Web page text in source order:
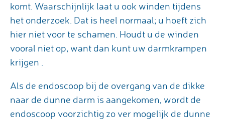
komt. Waarschijnlijk laat u ook winden tijdens
het onderzoek. Dat is heel normaal; u hoeft zich
hier niet voor te schamen. Houdt u de winden
vooral niet op, want dan kunt uw darmkrampen
krijgen .
Als de endoscoop bij de overgang van de dikke
naar de dunne darm is aangekomen, wordt de
endoscoop voorzichtig zo ver mogelijk de dunne